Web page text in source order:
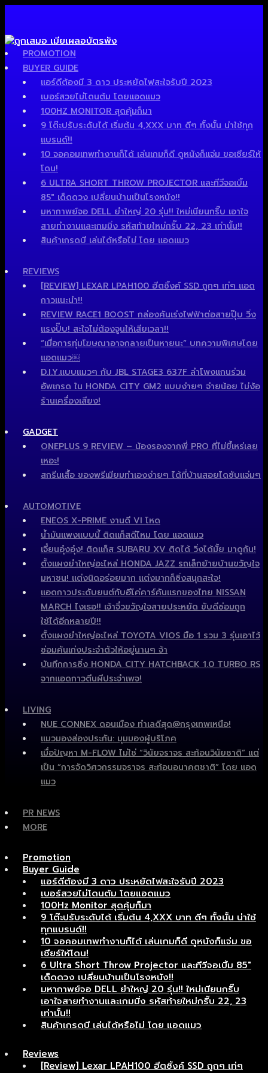
PROMOTION
BUYER GUIDE
แอร์ดีต้องมี 3 ดาว ประหยัดไฟสะใจรับปี 2023
เบอร์สวยไม่โดนต้ม โดยแอดแมว
100HZ MONITOR สุดคุ้มก็มา
9 โต๊ะปรับระดับได้ เริ่มต้น 4,XXX บาท ดีๆ ทั้งนั้น น่าใช้ทุก
แบรนด์!!
10 จอคอมเทพทำงานก็ได้ เล่นเกมก็ดี ดูหนังก็แจ่ม ขอเชียร์ให้
โดน!
6 ULTRA SHORT THROW PROJECTOR และทีวีจอเบิ้ม
85″ เด็ดดวง เปลี่ยนบ้านเป็นโรงหนัง!!
มหากาพย์จอ DELL ยำใหญ่ 20 รุ่น!! ใหม่เนียนกริ๊บ เอาใจ
สายทำงานและเกมมิ่ง รหัสท้ายใหม่กริ๊บ 22, 23 เท่านั้น!!
สินค้าเกรดบี เล่นได้หรือไม่ โดย แอดแมว
REVIEWS
[REVIEW] LEXAR LPAH100 ฮีตซิ้งค์ SSD ถูกๆ เท่ๆ แอด
กาวแนะนำ!!
REVIEW RACE1 BOOST กล่องคันเร่งไฟฟ้าต่อสายปุ๊บ วิ่ง
แรงปั๊บ! สะใจไม่ต้องจูนให้เสียเวลา!!
“เมื่อการทุ่มโฆษณาอาจกลายเป็นหายนะ” บทความพิเศษโดย
แอดแมว￼
D.I.Y.แบบแมวๆ กับ JBL STAGE3 637F ลำโพงแกนร่วม
อัพเกรด ใน HONDA CITY GM2 แบบง่ายๆ จ่ายน้อย ไม่ง้อ
ร้านเครื่องเสียง!
GADGET
ONEPLUS 9 REVIEW – น้องรองจากพี่ PRO ที่ไม่ขี้เหร่เลย
เหอะ!
สกรีนเสื้อ ของพรีเมียมทำเองง่ายๆ ได้ที่บ้านสอยไดซับแจ่มๆ
AUTOMOTIVE
ENEOS X-PRIME งานดี VI โหด
น้ำมันแพงแบบนี้ ติดแก็สดีไหม โดย แอดแมว
เจี๋ยนอุ๋งอุ๋ง! ติดแก็ส SUBARU XV ติดได้ วิ่งได้มั้ย มาดูกัน!
ตั้งแผงยำใหญ่อะไหล่ HONDA JAZZ รถเล็กย้ายบ้านขวัญใจ
มหาชน! แต่งนิดอร่อยมาก แต่งมากก็ซิ่งสนุกสะใจ!
แอดกาวประดับยนต์กับอีโค่คาร์คันแรกของไทย NISSAN
MARCH ไงเธอ!! เจ้าจิ๋วขวัญใจสายประหยัด ขับดีซ่อมถูก
ใช้ได้อีกหลายปี!!
ตั้งแผงยำใหญ่อะไหล่ TOYOTA VIOS มือ 1 รวม 3 รุ่นเอาไว้
ซ่อมคันเก่งประจำตัวให้อยู่นานๆ จ้า
บันทึกการซิ่ง HONDA CITY HATCHBACK 1.0 TURBO RS
จากแอดกาวตีนผีประจำเพจ!
LIVING
NUE CONNEX ดอนเมือง ทำเลดีสุด@กรุงเทพเหนือ!
แมวมองส่องประกัน: มุมมองผู้บริโภค
เมื่อปัญหา M-FLOW ไม่ใช่ “วินัยจราจร สะท้อนวินัยชาติ” แต่
เป็น “การจัดวิศวกรรมจราจร สะท้อนอนาคตชาติ” โดย แอด
แมว
PR NEWS
MORE
Promotion
Buyer Guide
แอร์ดีต้องมี 3 ดาว ประหยัดไฟสะใจรับปี 2023
เบอร์สวยไม่โดนต้ม โดยแอดแมว
100Hz Monitor สุดคุ้มก็มา
9 โต๊ะปรับระดับได้ เริ่มต้น 4,XXX บาท ดีๆ ทั้งนั้น น่าใช้
ทุกแบรนด์!!
10 จอคอมเทพทำงานก็ได้ เล่นเกมก็ดี ดูหนังก็แจ่ม ขอ
เชียร์ให้โดน!
6 Ultra Short Throw Projector และทีวีจอเบิ้ม 85″
เด็ดดวง เปลี่ยนบ้านเป็นโรงหนัง!!
มหากาพย์จอ DELL ยำใหญ่ 20 รุ่น!! ใหม่เนียนกริ๊บ
เอาใจสายทำงานและเกมมิ่ง รหัสท้ายใหม่กริ๊บ 22, 23
เท่านั้น!!
สินค้าเกรดบี เล่นได้หรือไม่ โดย แอดแมว
Reviews
[Review] Lexar LPAH100 ฮีตซิ้งค์ SSD ถูกๆ เท่ๆ